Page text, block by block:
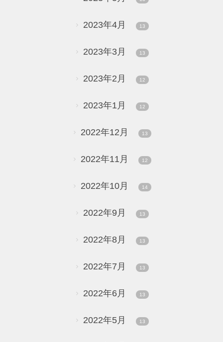
2023年4月 13
2023年3月 13
2023年2月 12
2023年1月 12
2022年12月 13
2022年11月 12
2022年10月 14
2022年9月 13
2022年8月 13
2022年7月 13
2022年6月 13
2022年5月 13